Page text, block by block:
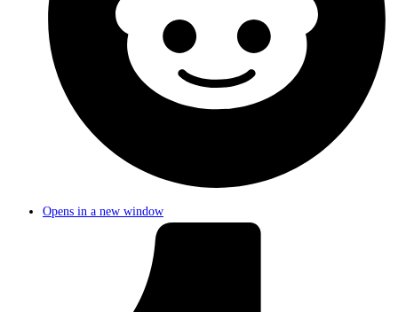
Opens in a new window